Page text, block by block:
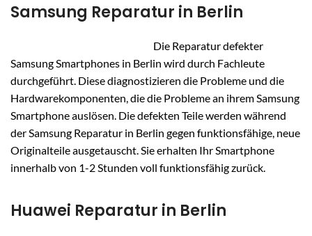
Samsung Reparatur in Berlin
Die Reparatur defekter
Samsung Smartphones in Berlin wird durch Fachleute
durchgeführt. Diese diagnostizieren die Probleme und die
Hardwarekomponenten, die die Probleme an ihrem Samsung
Smartphone auslösen. Die defekten Teile werden während
der Samsung Reparatur in Berlin gegen funktionsfähige, neue
Originalteile ausgetauscht. Sie erhalten Ihr Smartphone
innerhalb von 1-2 Stunden voll funktionsfähig zurück.
Huawei Reparatur in Berlin